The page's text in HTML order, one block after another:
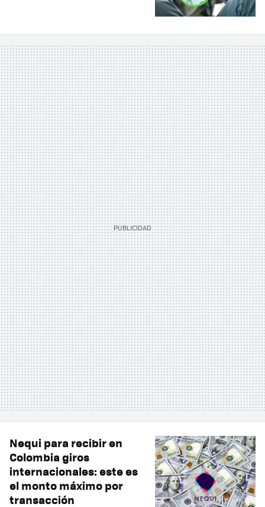
Nequi para recibir en
Colombia giros
internacionales: este es
el monto máximo por
transacción